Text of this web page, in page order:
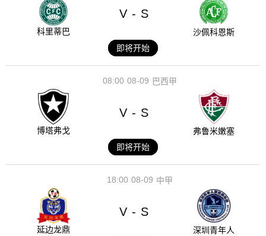
科里蒂巴
V - S
沙佩科恩斯
即将开始
08-09
08:00 巴西甲
博塔弗戈
V - S
弗鲁米嫩塞
即将开始
08-09
18:00 中甲
延边龙鼎
V - S
深圳青年人